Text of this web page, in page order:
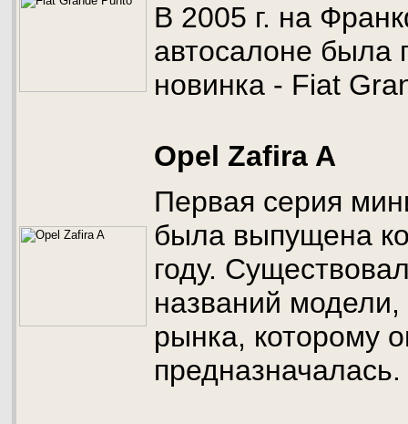
В 2005 г. на
автосалоне была
новинка - Fiat
Opel Zafira A
Первая серия
была выпущена
году.
названий модели,
рынка, которому
предназначалась.